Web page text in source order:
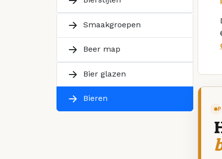
Smaakgroepen
Beer map
Bier glazen
Bieren